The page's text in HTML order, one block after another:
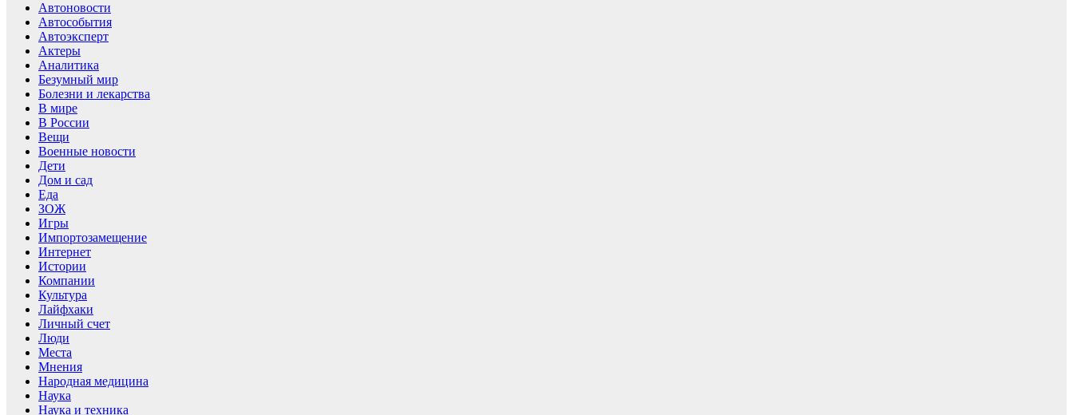
Автоновости
Автособытия
Автоэксперт
Актеры
Аналитика
Безумный мир
Болезни и лекарства
В мире
В России
Вещи
Военные новости
Дети
Дом и сад
Еда
ЗОЖ
Игры
Импортозамещение
Интернет
Истории
Компании
Культура
Лайфхаки
Личный счет
Люди
Места
Мнения
Народная медицина
Наука
Наука и техника